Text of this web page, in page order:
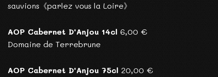
sauvions《parlez vous la Loire》
AOP Cabernet D'Anjou 14cl 6,00 €
Domaine de Terrebrune
AOP Cabernet D'Anjou 75cl 20,00 €